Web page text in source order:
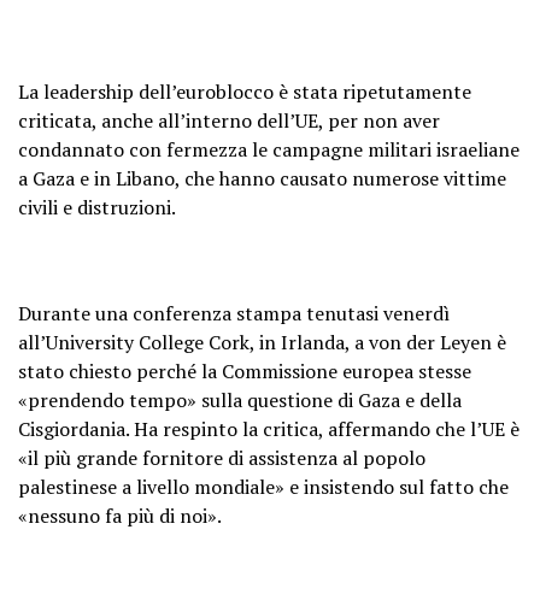
La leadership dell’euroblocco è stata ripetutamente
criticata, anche all’interno dell’UE, per non aver
condannato con fermezza le campagne militari israeliane
a Gaza e in Libano, che hanno causato numerose vittime
civili e distruzioni.
Durante una conferenza stampa tenutasi venerdì
all’University College Cork, in Irlanda, a von der Leyen è
stato chiesto perché la Commissione europea stesse
«prendendo tempo» sulla questione di Gaza e della
Cisgiordania. Ha respinto la critica, affermando che l’UE è
«il più grande fornitore di assistenza al popolo
palestinese a livello mondiale» e insistendo sul fatto che
«nessuno fa più di noi».